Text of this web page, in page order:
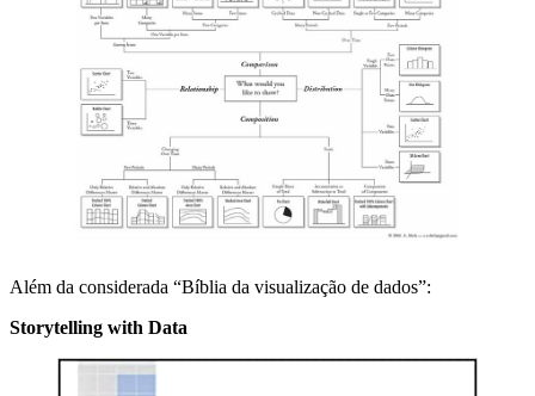
Além da considerada “Bíblia da visualização de dados”:
Storytelling with Data